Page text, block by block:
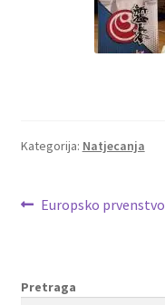
Kategorija: Natjecanja
Navigacija
Prethodna
Europsko prvenstvo
Pretraga